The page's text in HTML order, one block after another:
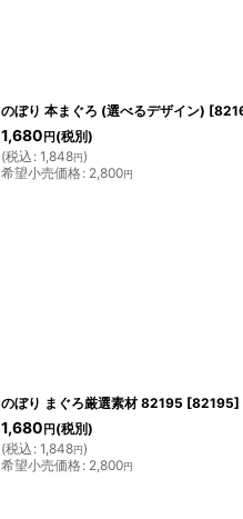
のぼり 本まぐろ (選べるデザイン) [
1,680 円 (税別)
(税込 : 1,848円)
希望小売価格: 2,800円
のぼり まぐろ厳選素材 82195 [82195]
1,680 円 (税別)
(税込 : 1,848円)
希望小売価格: 2,800円